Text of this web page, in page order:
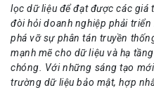
lọc dữ liệu để đạt được các giá
đòi hỏi doanh nghiệp phải
phá vỡ sự phân tán truyền
mạnh mẽ cho dữ liệu và hạ
chóng. Với những sáng tạo
trường dữ liệu bảo mật, hợp